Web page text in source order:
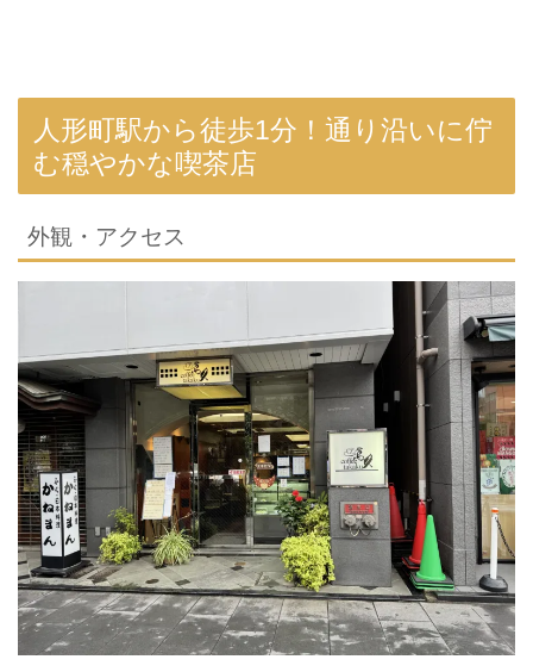
人形町駅から徒歩1分！通り沿いに佇
む穏やかな喫茶店
外観・アクセス